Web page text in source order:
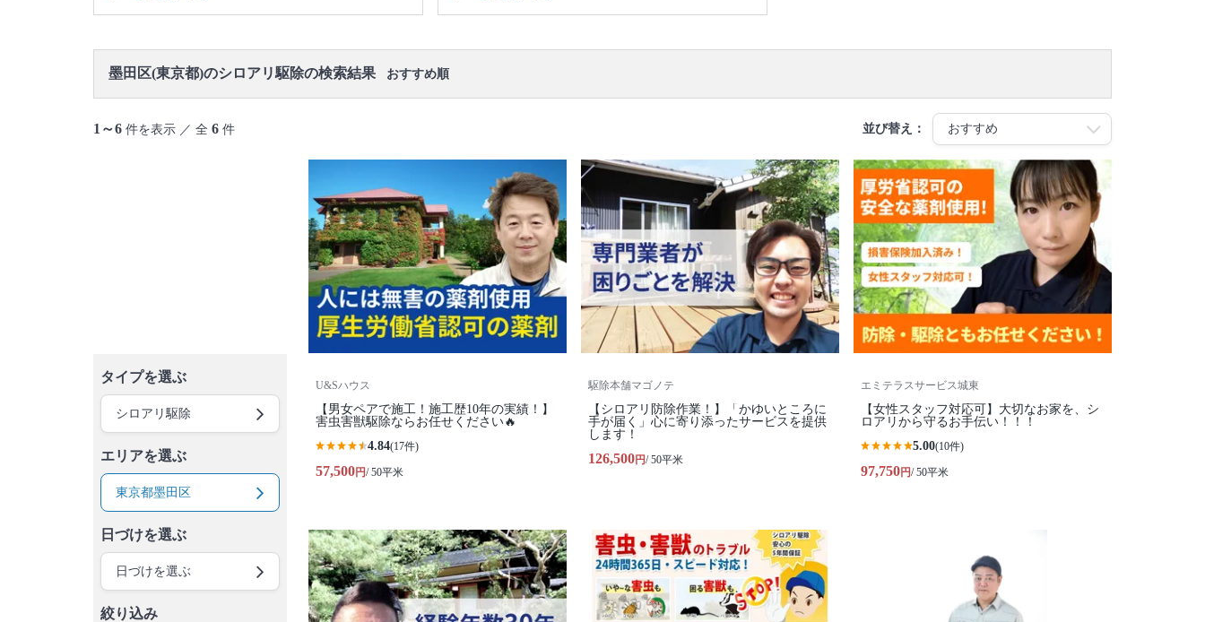
大島町
利島村 新島村 神津島村
三宅島
ります。
墨田区(東京都)のシロアリ駆除の検索結果 おすすめ順
1～6 件を表示 ／ 全 6 件 並び替え：
タイプを選ぶ
シロアリ駆除
エリアを選ぶ
東京都墨田区
日づけを選ぶ
日づけを選ぶ
絞り込み
U&Sハウス
【男女ペアで施工！施工歴10年の実績！】
害虫害獣駆除ならお任せください🔥
4.84(17件)
57,500円/ 50平米
駆除本舗マゴノテ
【シロアリ防除作業！】「かゆいところに
手が届く」心に寄り添ったサービスを提供
します！
126,500円/ 50平米
エミテラスサービス城東
【女性スタッフ対応可】大切なお家を、シ
ロアリから守るお手伝い！！！
5.00(10件)
97,750円/ 50平米